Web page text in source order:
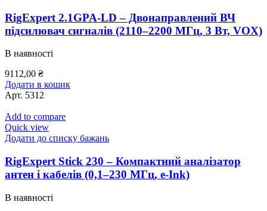
RigExpert 2.1GPA-LD – Двонаправлений ВЧ
підсилювач сигналів (2110–2200 МГц, 3 Вт, VOX)
В наявності
9112,00 ₴
Додати в кошик
Арт. 5312
Add to compare
Quick view
Додати до списку бажань
RigExpert Stick 230 – Компактний аналізатор
антен і кабелів (0,1–230 МГц, e-Ink)
В наявності